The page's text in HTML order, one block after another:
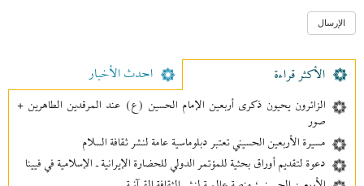
الأکثر قراءة احدث الأخبار
الزائرون يحيون ذكرى أربعين الإمام الحسين (ع) عند المرقدين الطاهرين +
صور
مسيرة الأربعين الحسيني تعتبر دبلوماسية عامة لنشر ثقافة السلام
دعوة لتقديم أوراق بحثية للمؤتمر الدولي للحضارة الإيرانية ـ الإسلامية في فيينا